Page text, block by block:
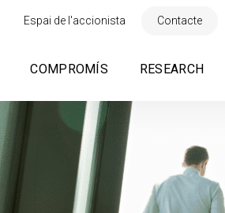
Espai de l'accionista Contacte
COMPROMÍS RESEARCH